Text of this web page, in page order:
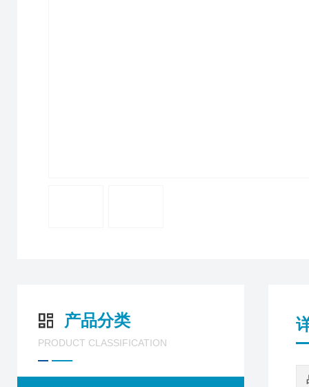
产品分类
PRODUCT CLASSIFICATION